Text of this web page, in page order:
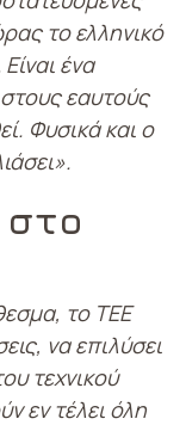
το ελληνικό
ένα
στους εαυτούς
Φυσικά και ο
το ΤΕΕ
να επιλύσει
τεχνικού
εν τέλει όλη